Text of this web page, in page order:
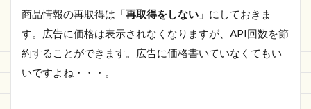
商品情報の再取得は「再取得をしない 」にしておきま
す。広告に価格は表示されなくなりますが、API回数を節
約することができます。広告に価格書いていなくてもい
いですよね・・・。